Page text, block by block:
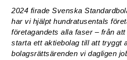
2024 firade Svenska
har vi hjälpt hundratusentals
företagandets alla faser – från
starta ett aktiebolag till att tryggt
bolagsrättsärenden vi dagligen